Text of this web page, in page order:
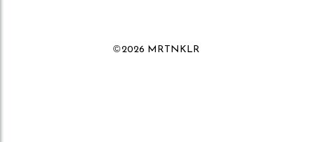
©2026 MRTNKLR